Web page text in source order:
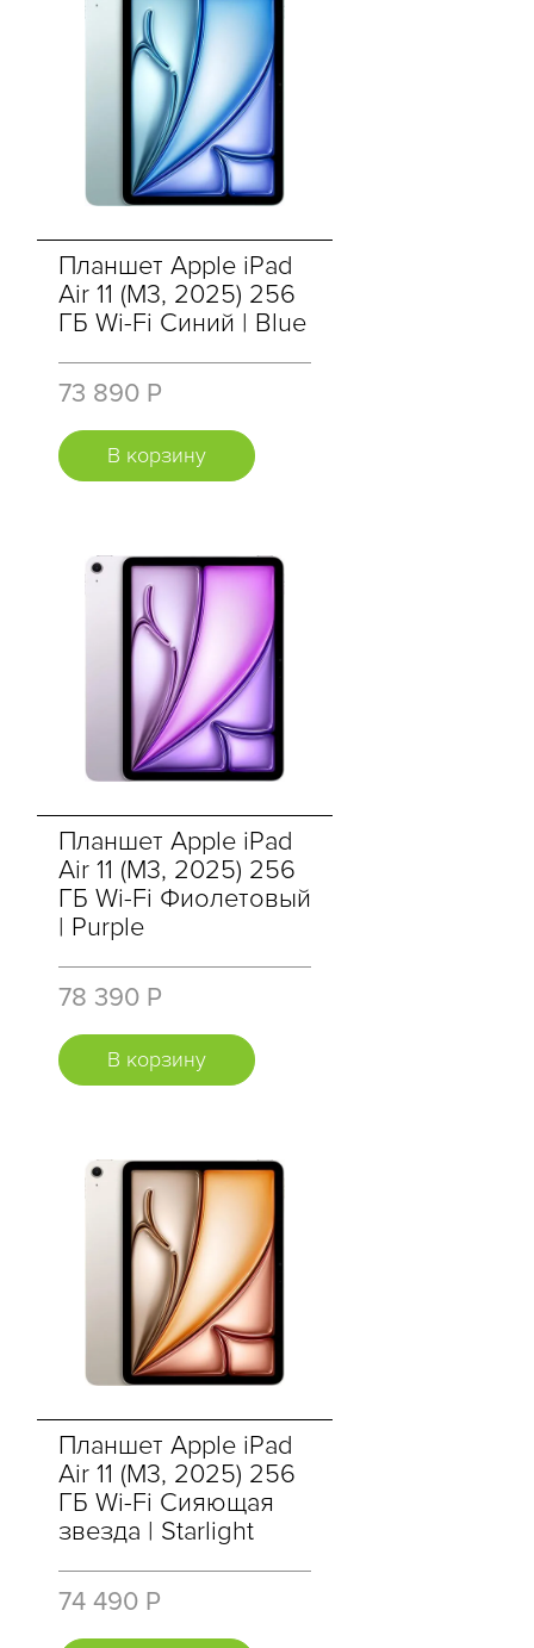
Планшет Apple iPad
Air 11 (M3, 2025) 256
ГБ Wi-Fi Синий | Blue
73 890 Р
В корзину
Планшет Apple iPad
Air 11 (M3, 2025) 256
ГБ Wi-Fi Фиолетовый
| Purple
78 390 Р
В корзину
Планшет Apple iPad
Air 11 (M3, 2025) 256
ГБ Wi-Fi Сияющая
звезда | Starlight
74 490 Р